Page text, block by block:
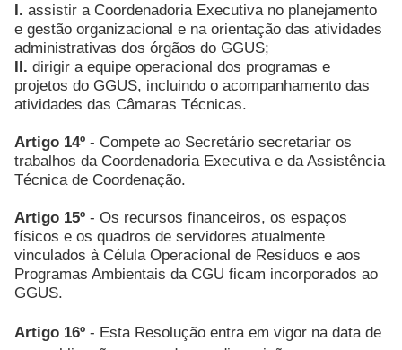
I. assistir a Coordenadoria Executiva no planejamento
e gestão organizacional e na orientação das atividades
administrativas dos órgãos do GGUS;
II. dirigir a equipe operacional dos programas e
projetos do GGUS, incluindo o acompanhamento das
atividades das Câmaras Técnicas.
Artigo 14º - Compete ao Secretário secretariar os
trabalhos da Coordenadoria Executiva e da Assistência
Técnica de Coordenação.
Artigo 15º - Os recursos financeiros, os espaços
físicos e os quadros de servidores atualmente
vinculados à Célula Operacional de Resíduos e aos
Programas Ambientais da CGU ficam incorporados ao
GGUS.
Artigo 16º - Esta Resolução entra em vigor na data de